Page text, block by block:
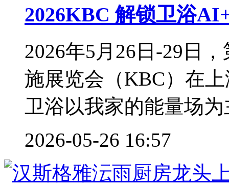
2026KBC 解锁卫浴
2026年5月26日-29日
施展览会（KBC）在
卫浴以我家的能量场
2026-05-26 16:57